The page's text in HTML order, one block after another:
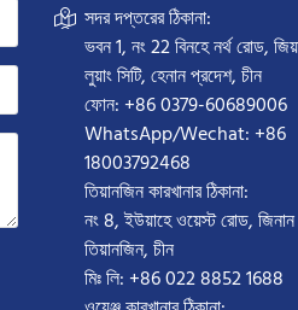
সদর দপ্তরের ঠিকানা:
ভবন 1, নং 22 বিনহে নর্থ রোড,
লুয়াং সিটি, হেনান প্রদেশ, চীন
ফোন: +86 0379-60689006
WhatsApp/Wechat: +86
18003792468
তিয়ানজিন কারখানার ঠিকানা:
নং 8, ইউয়াহে ওয়েস্ট রোড,
তিয়ানজিন, চীন
মিঃ লি: +86 022 8852 1688